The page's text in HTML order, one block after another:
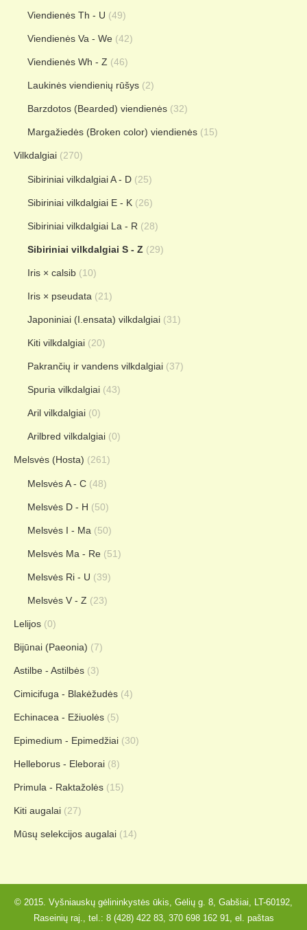
Viendienės Th - U (49)
Viendienės Va - We (42)
Viendienės Wh - Z (46)
Laukinės viendienių rūšys (2)
Barzdotos (Bearded) viendienės (32)
Margažiedės (Broken color) viendienės (15)
Vilkdalgiai (270)
Sibiriniai vilkdalgiai A - D (25)
Sibiriniai vilkdalgiai E - K (26)
Sibiriniai vilkdalgiai La - R (28)
Sibiriniai vilkdalgiai S - Z (29)
Iris × calsib (10)
Iris × pseudata (21)
Japoniniai (I.ensata) vilkdalgiai (31)
Kiti vilkdalgiai (20)
Pakrančių ir vandens vilkdalgiai (37)
Spuria vilkdalgiai (43)
Aril vilkdalgiai (0)
Arilbred vilkdalgiai (0)
Melsvės (Hosta) (261)
Melsvės A - C (48)
Melsvės D - H (50)
Melsvės I - Ma (50)
Melsvės Ma - Re (51)
Melsvės Ri - U (39)
Melsvės V - Z (23)
Lelijos (0)
Bijūnai (Paeonia) (7)
Astilbe - Astilbės (3)
Cimicifuga - Blakėžudės (4)
Echinacea - Ežiuolės (5)
Epimedium - Epimedžiai (30)
Helleborus - Eleborai (8)
Primula - Raktažolės (15)
Kiti augalai (27)
Mūsų selekcijos augalai (14)
© 2015. Vyšniauskų gėlininkystės ūkis, Gėlių g. 8, Gabšiai, LT-60192,
Raseinių raj., tel.: 8 (428) 422 83, 370 698 162 91, el. paštas